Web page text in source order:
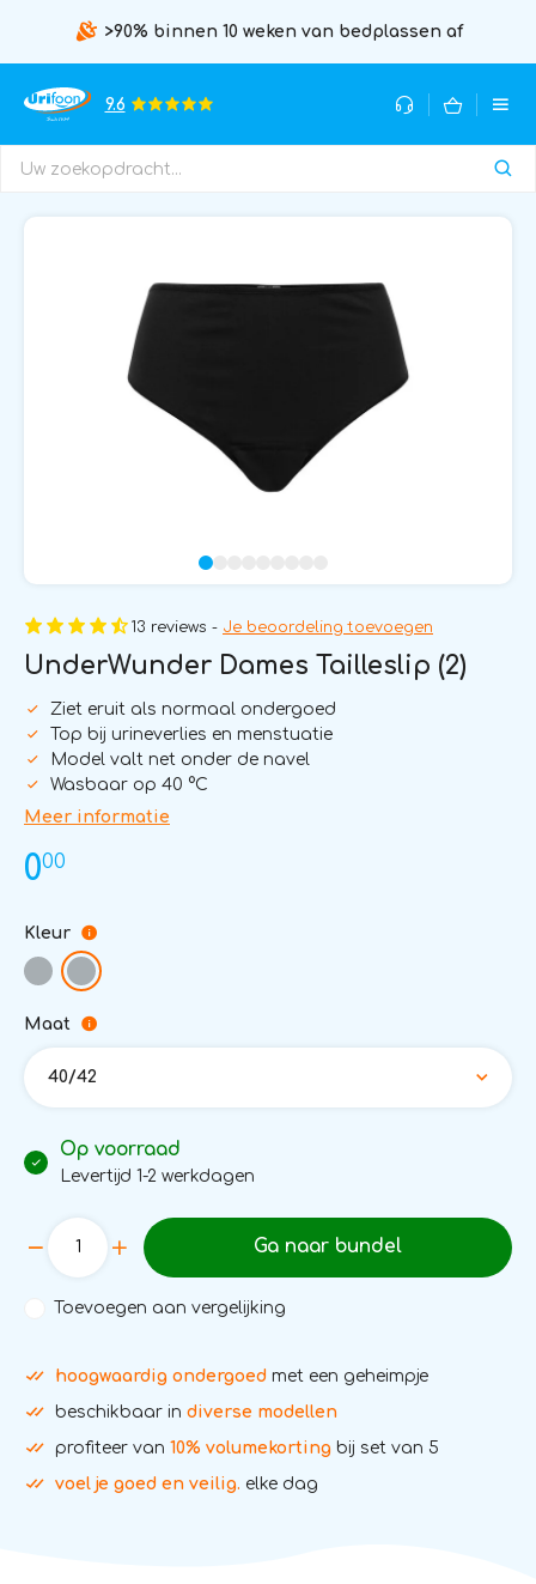
>90% binnen 10 weken van bedplassen af
9.6
13 reviews - Je beoordeling toevoegen
UnderWunder Dames Tailleslip (2)
Ziet eruit als normaal ondergoed
Top bij urineverlies en menstuatie
Model valt net onder de navel
Wasbaar op 40 °C
Meer informatie
000
Kleur
Maat
40/42
Op voorraad
Levertijd 1-2 werkdagen
Ga naar bundel
Toevoegen aan vergelijking
hoogwaardig ondergoed met een geheimpje
beschikbaar in diverse modellen
profiteer van 10% volumekorting bij set van 5
voel je goed en veilig. elke dag